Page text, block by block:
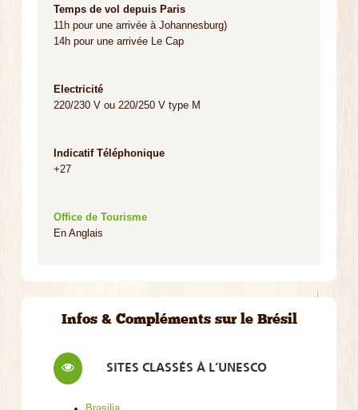
Temps de vol depuis Paris
11h pour une arrivée à Johannesburg)
14h pour une arrivée Le Cap
Electricité
220/230 V ou 220/250 V type M
Indicatif Téléphonique
+27
Office de Tourisme
En Anglais
Infos & Compléments sur le Brésil
SITES CLASSÉS À L’UNESCO